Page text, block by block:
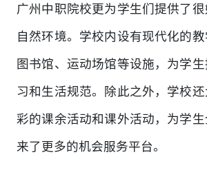
广州中职院校更为学生们提供了
自然环境。学校内设有现代化的教
图书馆、运动场馆等设施，为学
习和生活规范。除此之外，学校
彩的课余活动和课外活动，为学
来了更多的机会服务平台。